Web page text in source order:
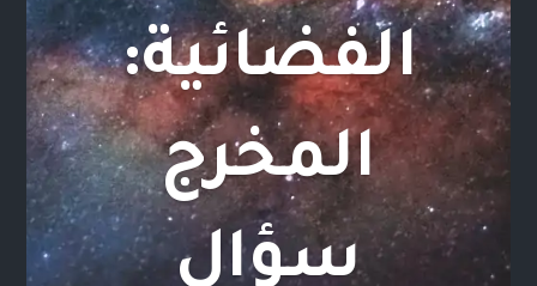
الفضائية:
المخرج
سؤال